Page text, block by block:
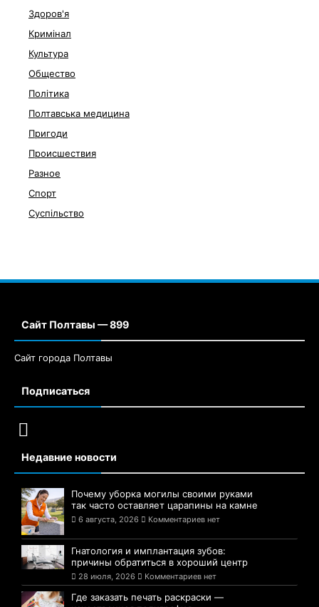
Здоров'я
Кримінал
Культура
Общество
Політика
Полтавська медицина
Пригоди
Происшествия
Разное
Спорт
Суспільство
Сайт Полтавы — 899
Сайт города Полтавы
Подписаться
Недавние новости
Почему уборка могилы своими руками
так часто оставляет царапины на камне
6 августа, 2026 Комментариев нет
Гнатология и имплантация зубов:
причины обратиться в хороший центр
28 июля, 2026 Комментариев нет
Где заказать печать раскраски —